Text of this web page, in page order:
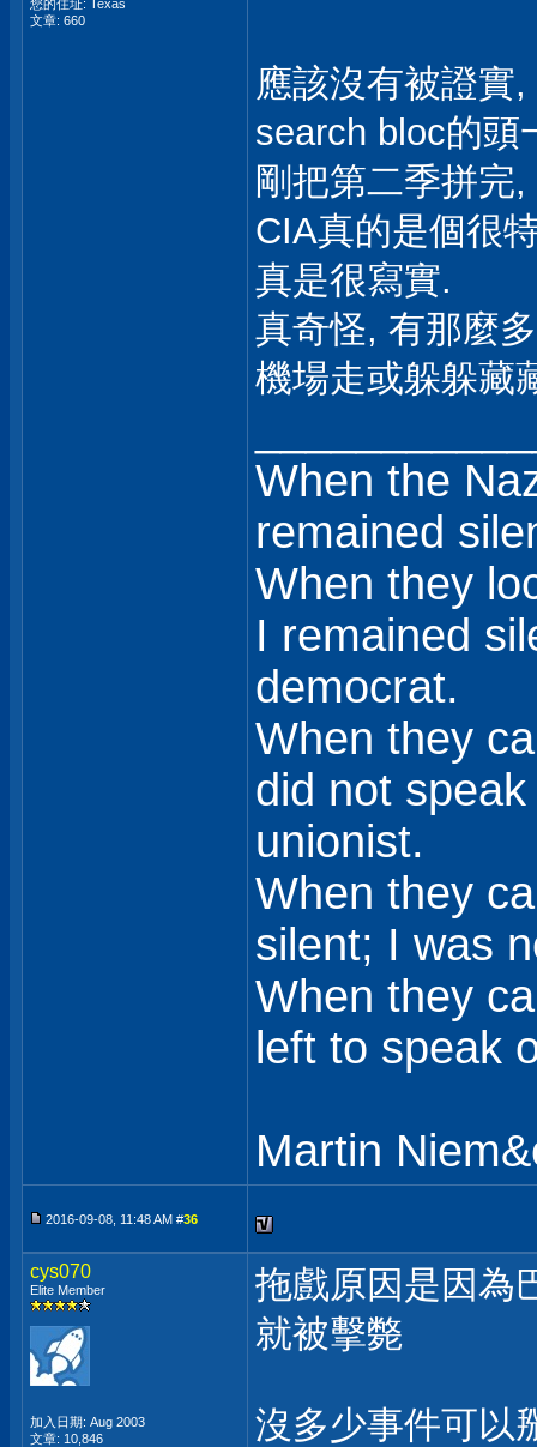
您的住址: Texas
文章: 660
應該沒有被證實
search bloc的頭
剛把第二季拼完
CIA真的是個很
真是很寫實.
真奇怪, 有那麼
機場走或躲躲藏
When the
remained
When they
I remained
democrat.
When they
did not
unionist.
When they
silent; I was
When they
left to speak
Martin
2016-09-08, 11:48 AM #36
cys070
Elite Member
加入日期: Aug 2003
文章: 10,846
拖戲原因是因為
就被擊斃
沒多少事件可以